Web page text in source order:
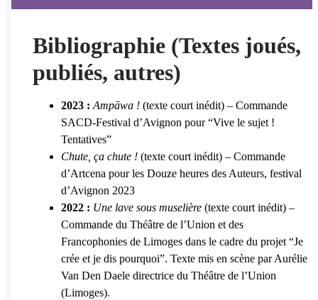
Bibliographie (Textes joués,
publiés, autres)
2023 : Ampāwa ! (texte court inédit) – Commande
SACD-Festival d’Avignon pour “Vive le sujet !
Tentatives”
Chute, ça chute ! (texte court inédit) – Commande
d’Artcena pour les Douze heures des Auteurs, festival
d’Avignon 2023
2022 : Une lave sous muselière (texte court inédit) –
Commande du Théâtre de l’Union et des
Francophonies de Limoges dans le cadre du projet “Je
crée et je dis pourquoi”. Texte mis en scène par Aurélie
Van Den Daele directrice du Théâtre de l’Union
(Limoges).